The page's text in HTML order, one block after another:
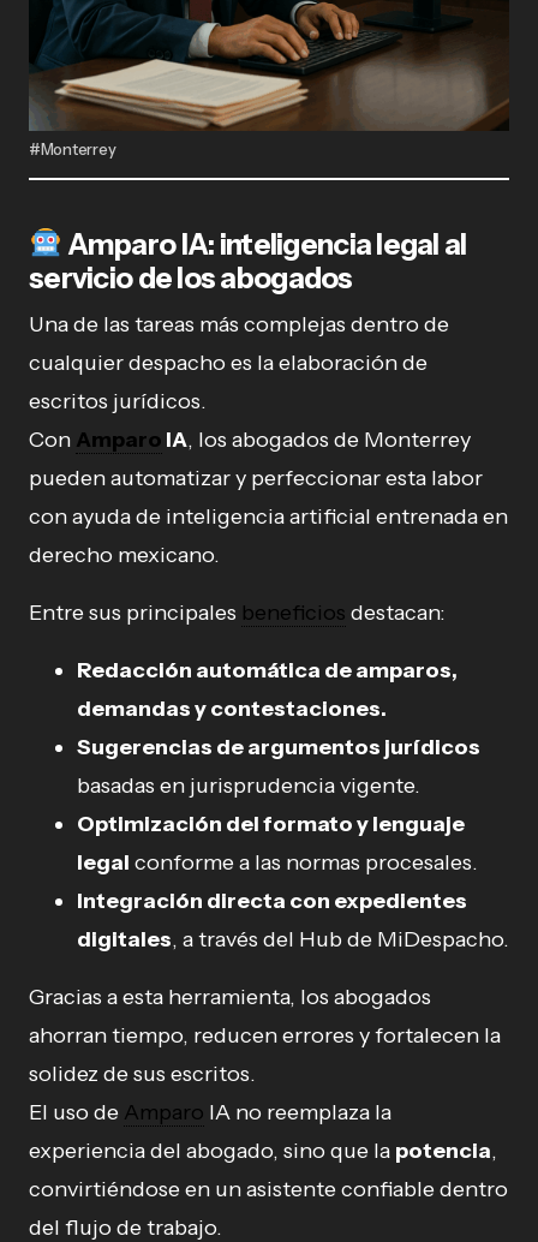
#Monterrey
Amparo IA: inteligencia legal al
servicio de los abogados
Una de las tareas más complejas dentro de
cualquier despacho es la elaboración de
escritos jurídicos.
Con Amparo IA, los abogados de Monterrey
pueden automatizar y perfeccionar esta labor
con ayuda de inteligencia artificial entrenada en
derecho mexicano.
Entre sus principales beneficios destacan:
Redacción automática de amparos,
demandas y contestaciones.
Sugerencias de argumentos jurídicos
basadas en jurisprudencia vigente.
Optimización del formato y lenguaje
legal conforme a las normas procesales.
Integración directa con expedientes
digitales, a través del Hub de MiDespacho.
Gracias a esta herramienta, los abogados
ahorran tiempo, reducen errores y fortalecen la
solidez de sus escritos.
El uso de Amparo IA no reemplaza la
experiencia del abogado, sino que la potencia,
convirtiéndose en un asistente confiable dentro
del flujo de trabajo.